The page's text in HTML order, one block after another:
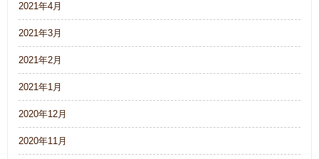
2021年4月
2021年3月
2021年2月
2021年1月
2020年12月
2020年11月